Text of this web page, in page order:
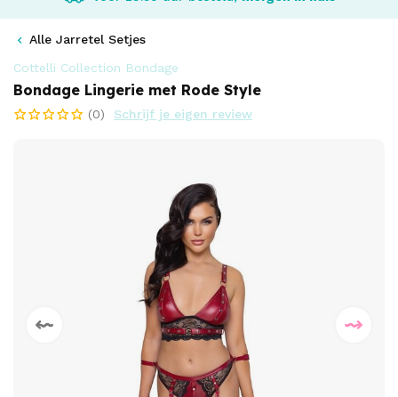
Alle Jarretel Setjes
Cottelli Collection Bondage
Bondage Lingerie met Rode Style
(0) Schrijf je eigen review